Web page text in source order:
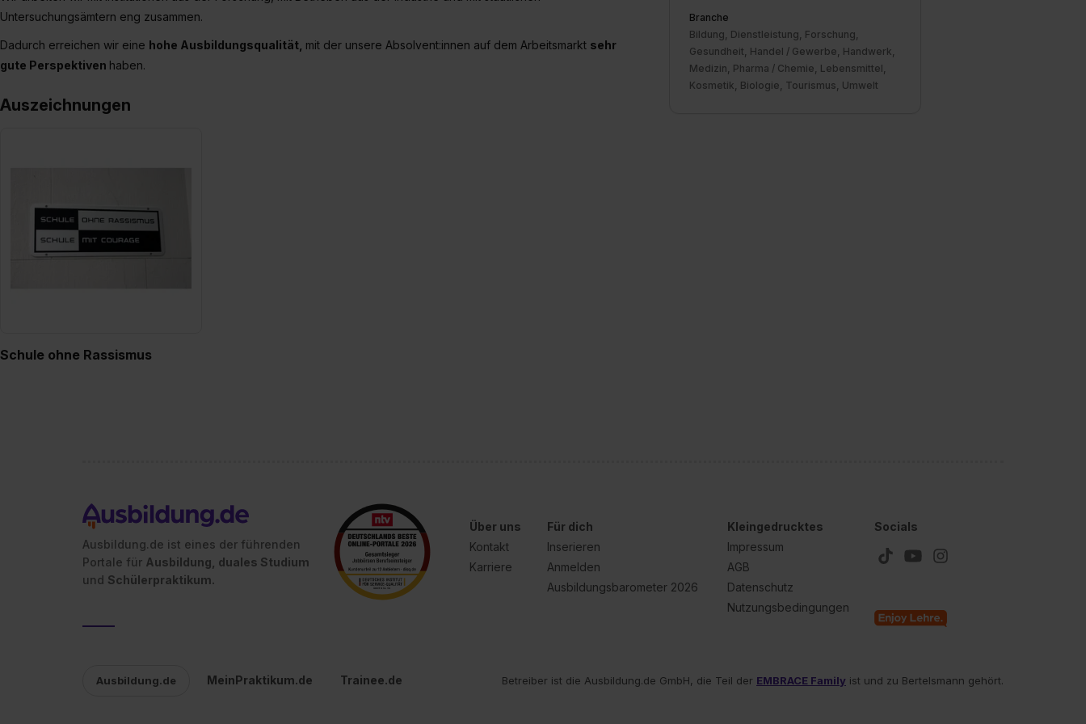
Branche
Bildung, Dienstleistung, Forschung,
Gesundheit, Handel / Gewerbe, Handwerk,
Medizin, Pharma / Chemie, Lebensmittel,
Kosmetik, Biologie, Tourismus, Umwelt
Untersuchungsämtern eng zusammen.
Dadurch erreichen wir eine hohe Ausbildungsqualität, mit der unsere Absolvent:innen auf dem Arbeitsmarkt sehr
gute Perspektiven haben.
Auszeichnungen
Schule ohne Rassismus
Ausbildung.de ist eines der führenden
Portale für Ausbildung, duales Studium
und Schülerpraktikum.
Über uns
Kontakt
Karriere
Für dich
Inserieren
Anmelden
Ausbildungsbarometer 2026
Kleingedrucktes
Impressum
AGB
Datenschutz
Nutzungsbedingungen
Socials
Ausbildung.de MeinPraktikum.de Trainee.de Betreiber ist die Ausbildung.de GmbH, die Teil der EMBRACE Family ist und zu Bertelsmann gehört.